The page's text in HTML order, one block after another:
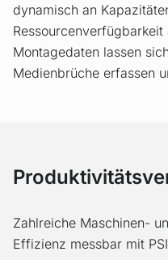
dynamisch an
Montagedaten lassen
Medienbrüche erfassen
Zahlreiche Maschinen-
Effizienz messbar mit